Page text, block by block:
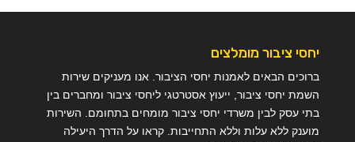
יחסי ציבור מומלצים
ברוכים הבאים לאמנות יחסי הציבור. אנו מעניקים שירות
השמת יחסי ציבור, ייעוץ אסטרטגי ליחסי ציבור ומחברים בין
בתי עסק לבין משרדי יחסי ציבור מומחים בתחומם. השירות
מוענק ללא עלות וללא התחייבות. קראו על הדרך היעילה